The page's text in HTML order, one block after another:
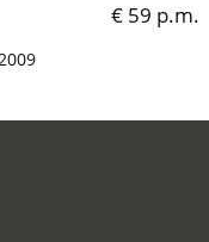
€ 59 p.m.